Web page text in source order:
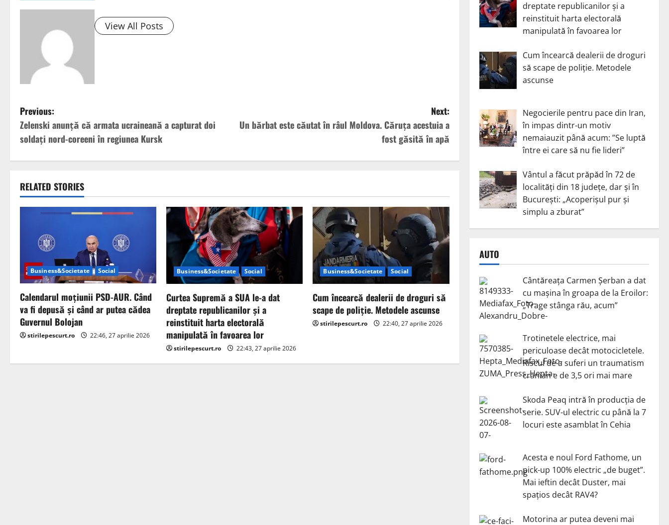
View All Posts
P
o
s
n
g
a
t
i
o
Previous:
Zelenski anunţă că armata ucraineană a capturat doi
soldaţi nord-coreeni în regiunea Kursk
Next:
Un bărbat este căutat în râul Moldova. Căruţa acestuia a
fost găsită în apă
RELATED STORIES
Business&Societate Social
Calendarul moțiunii PSD-AUR. Când
va fi depusă și când ar putea cădea
Guvernul Bolojan
stirilepescurt.ro 22:46, 27 aprilie 2026
Business&Societate Social
Curtea Supremă a SUA le-a dat
dreptate republicanilor și a
reinstituit harta electorală
manipulată în favoarea lor
stirilepescurt.ro 22:43, 27 aprilie 2026
Business&Societate Social
Cum încearcă dealerii de droguri să
scape de poliție. Metodele ascunse
stirilepescurt.ro 22:40, 27 aprilie 2026
dreptate republicanilor și a
reinstituit harta electorală
manipulată în favoarea lor
Cum încearcă dealerii de droguri
să scape de poliție. Metodele
ascunse
Negocierile pentru pace din Iran,
în impas dintr-un motiv
nemaiauzit până acum: ”Se luptă
între ei care să nu fie lideri”
Vântul a făcut prăpăd în 72 de
localități din 18 județe, dar și în
București: „Acoperișul pur și
simplu a zburat”
AUTO
Cântăreața Carmen Șerban a dat
cu mașina în groapa de la Eroilor:
„Trage stânga rău, acum”
Trotinetele electrice, mai
periculoase decât motocicletele.
Riscul de a suferi un traumatism
cranian e de 3,5 ori mai mare
Skoda Peaq intră în producția de
serie. SUV-ul electric cu până la 7
locuri este asamblat în Cehia
Acesta e noul Ford Fathome, un
pick-up 100% electric „de buget”.
Mai ieftin decât Duster, mai
spațios decât RAV4?
Motorina ar putea deveni mai